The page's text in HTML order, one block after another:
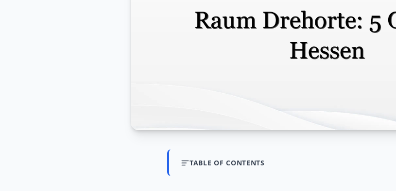
TABLE OF CONTENTS